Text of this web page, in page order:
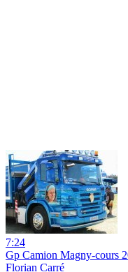
7:24
Gp Camion Magny-cours
Florian Carré